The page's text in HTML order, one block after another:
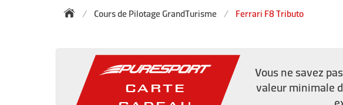
Cours de Pilotage GrandTurisme Ferrari F8 Tributo
CARTE
Vous ne savez
valeur minimale